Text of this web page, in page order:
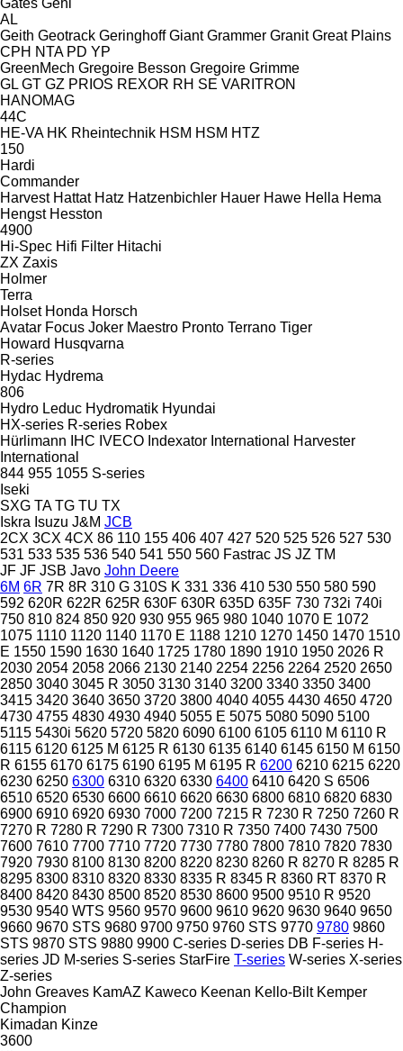
AL
Geith Geotrack Geringhoff Giant Grammer Granit Great Plains
CPH NTA PD YP
GreenMech Gregoire Besson Gregoire Grimme
GL GT GZ PRIOS REXOR RH SE VARITRON
HANOMAG
44C
HE-VA HK Rheintechnik HSM HSM HTZ
150
Hardi
Commander
Harvest Hattat Hatz Hatzenbichler Hauer Hawe Hella Hema
Hengst Hesston
4900
Hi-Spec Hifi Filter Hitachi
ZX Zaxis
Holmer
Terra
Holset Honda Horsch
Avatar Focus Joker Maestro Pronto Terrano Tiger
Howard Husqvarna
R-series
Hydac Hydrema
806
Hydro Leduc Hydromatik Hyundai
HX-series R-series Robex
Hürlimann
IHC IVECO Indexator International Harvester
International
844 955 1055 S-series
Iseki
SXG TA TG TU TX
Iskra Isuzu J&M JCB
2CX 3CX 4CX 86 110 155 406 407 427 520 525 526 527 530
531 533 535 536 540 541 550 560 Fastrac JS JZ TM
JF JF JSB Javo John Deere
6M 6R 7R 8R 310 G 310S K 331 336 410 530 550 580 590
592 620R 622R 625R 630F 630R 635D 635F 730 732i 740i
750 810 824 850 920 930 955 965 980 1040 1070 E 1072
1075 1110 1120 1140 1170 E 1188 1210 1270 1450 1470 1510
E 1550 1590 1630 1640 1725 1780 1890 1910 1950 2026 R
2030 2054 2058 2066 2130 2140 2254 2256 2264 2520 2650
2850 3040 3045 R 3050 3130 3140 3200 3340 3350 3400
3415 3420 3640 3650 3720 3800 4040 4055 4430 4650 4720
4730 4755 4830 4930 4940 5055 E 5075 5080 5090 5100
5115 5430i 5620 5720 5820 6090 6100 6105 6110 M 6110 R
6115 6120 6125 M 6125 R 6130 6135 6140 6145 6150 M 6150
R 6155 6170 6175 6190 6195 M 6195 R 6200 6210 6215 6220
6230 6250 6300 6310 6320 6330 6400 6410 6420 S 6506
6510 6520 6530 6600 6610 6620 6630 6800 6810 6820 6830
6900 6910 6920 6930 7000 7200 7215 R 7230 R 7250 7260 R
7270 R 7280 R 7290 R 7300 7310 R 7350 7400 7430 7500
7600 7610 7700 7710 7720 7730 7780 7800 7810 7820 7830
7920 7930 8100 8130 8200 8220 8230 8260 R 8270 R 8285 R
8295 8300 8310 8320 8330 8335 R 8345 R 8360 RT 8370 R
8400 8420 8430 8500 8520 8530 8600 9500 9510 R 9520
9530 9540 WTS 9560 9570 9600 9610 9620 9630 9640 9650
9660 9670 STS 9680 9700 9750 9760 STS 9770 9780 9860
STS 9870 STS 9880 9900 C-series D-series DB F-series H-
series JD M-series S-series StarFire T-series W-series X-series
Z-series
John Greaves KamAZ Kaweco Keenan Kello-Bilt Kemper
Champion
Kimadan Kinze
3600